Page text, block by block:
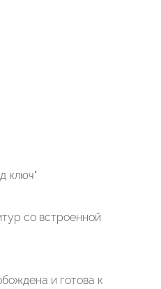
ключ"
со встроенной
и готова к